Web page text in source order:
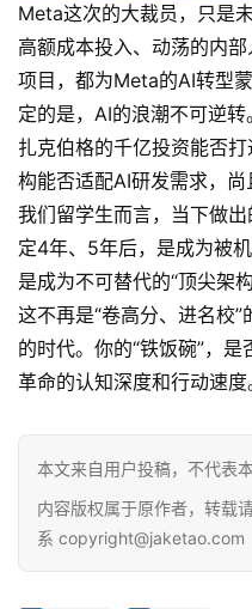
Meta这次的大裁员，只是
高额成本投入、动荡的内
项目，都为Meta的AI转型
定的是，AI的浪潮不可逆转。
扎克伯格的千亿投资能否
构能否适配AI研发需求，
我们留学生而言，当下做
定4年、5年后，是成为被
是成为不可替代的“顶尖架构
这不再是“卷高分、进名校
的时代。你的“铁饭碗”，
革命的认知深度和行动速度
本文来自用户投稿，不代表
内容版权属于原作者，转载
系 copyright@jaketao.com